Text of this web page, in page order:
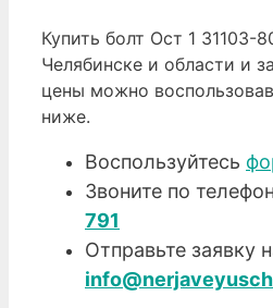
Купить болт Ост 1 31103-
Челябинске и области и
цены можно
ниже.
Воспользуйтесь
Звоните по
791
Отправьте заявку